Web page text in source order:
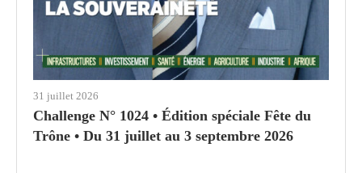
31 juillet 2026
Challenge N° 1024 • Édition spéciale Fête du
Trône • Du 31 juillet au 3 septembre 2026